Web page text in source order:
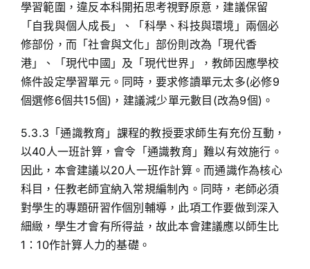
學習範圍，違反本科開拓思考視野原意，建議保留
「自我與個人成長」、「科學、科技與環境」兩個必
修部份，而「社會與文化」部份則改為「現代香
港」、「現代中國」及「現代世界」，教師因應學校
條件設定學習單元。同時，要求修讀單元太多(必修9
個選修6個共15個)，建議減少單元數目(改為9個)。
5.3.3「通識教育」課程的教授要求師生有充份互動，
以40人一班計算，會令「通識教育」難以有效施行。
因此，本會建議以20人一班作計算。而通識作為核心
科目，任教老師宜納入常規編制內。同時，老師必須
對學生的專題研習作個別輔導，此項工作要做到深入
細緻，學生才會有所得益，故此本會建議應以師生比
1：10作計算人力的基礎。